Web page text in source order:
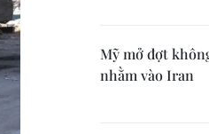
Mỹ mở đợt
nhằm vào Iran